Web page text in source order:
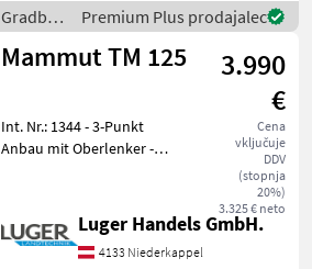
Gradbeni
stroji /
Mammut
Premium Plus prodajalec
Mammut TM 125
3.990
€
Cena
vključuje
DDV
(stopnja
20%)
3.325 € neto
Int. Nr.: 1344 - 3-Punkt
Anbau mit Oberlenker -
Schutzgitter -
Traktorschutzblech -
Sackaufreiser -
Luger Handels GmbH.
4133 Niederkappel